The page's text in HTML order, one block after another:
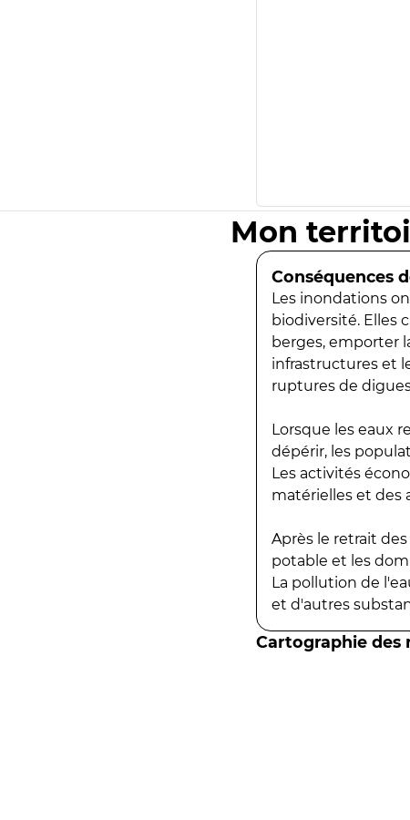
Mon
Conséquences
Les inondations
biodiversité. Elles
berges, emporter
infrastructures et
ruptures de
Lorsque les eaux
dépérir, les
Les activités
matérielles et des
Après le retrait
potable et les
La pollution de
et d'autres
Cartographie des